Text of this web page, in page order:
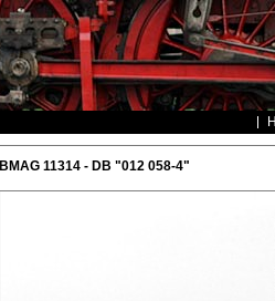
BMAG 11314 - DB "012 058-4"